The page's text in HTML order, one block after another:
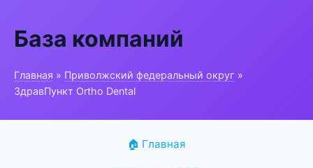
База компаний
Главная » Приволжский федеральный округ »
ЗдравПункт Ortho Dental
🏠 Главная